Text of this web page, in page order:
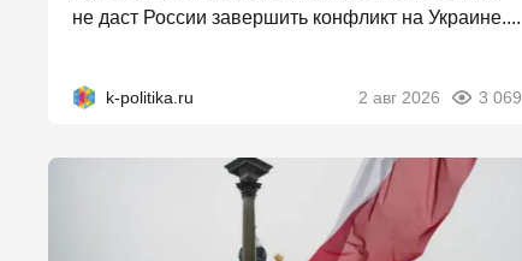
не даст России завершить конфликт на Украине....
k-politika.ru 2 авг 2026 3 069